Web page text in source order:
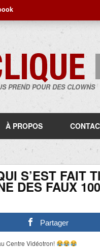
PREND POUR DES CLOWNS
À PROPOS
S’EST FAIT
DES FAUX
Partager
Centre Vidéotron!